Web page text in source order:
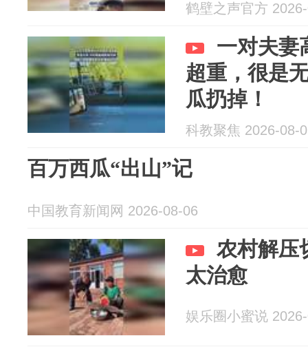
鹤壁之声官方
一对夫妻
超重，很是
瓜扔掉！
科教聚焦 2026-08-
百万西瓜“出山”记
中国教育新闻网 2026-08-06
农村解压
太治愈
娱乐圈小蜜说